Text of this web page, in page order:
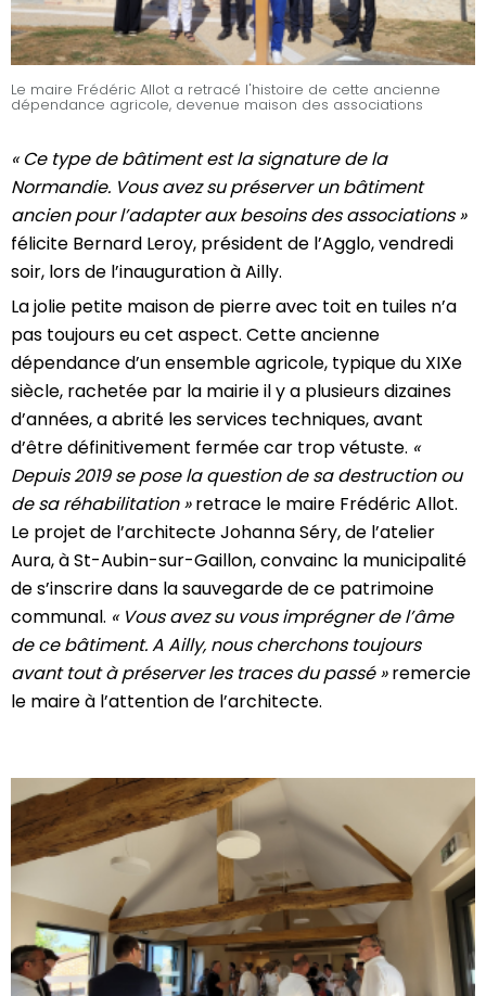
Le maire Frédéric Allot a retracé l'histoire de cette ancienne
dépendance agricole, devenue maison des associations
« Ce type de bâtiment est la signature de la
Normandie. Vous avez su préserver un bâtiment
ancien pour l’adapter aux besoins des associations »
félicite Bernard Leroy, président de l’Agglo, vendredi
soir, lors de l’inauguration à Ailly.
La jolie petite maison de pierre avec toit en tuiles n’a
pas toujours eu cet aspect. Cette ancienne
dépendance d’un ensemble agricole, typique du XIXe
siècle, rachetée par la mairie il y a plusieurs dizaines
d’années, a abrité les services techniques, avant
d’être définitivement fermée car trop vétuste. «
Depuis 2019 se pose la question de sa destruction ou
de sa réhabilitation »retrace le maire Frédéric Allot.
Le projet de l’architecte Johanna Séry, de l’atelier
Aura, à St-Aubin-sur-Gaillon, convainc la municipalité
de s’inscrire dans la sauvegarde de ce patrimoine
communal. « Vous avez su vous imprégner de l’âme
de ce bâtiment. A Ailly, nous cherchons toujours
avant tout à préserver les traces du passé »remercie
le maire à l’attention de l’architecte.